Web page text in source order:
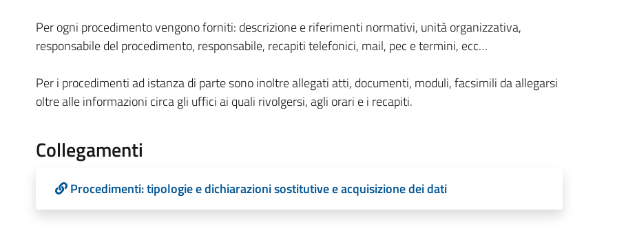
Per ogni procedimento vengono forniti: descrizione e riferimenti normativi, unità organizzativa,
responsabile del procedimento, responsabile, recapiti telefonici, mail, pec e termini, ecc…
Per i procedimenti ad istanza di parte sono inoltre allegati atti, documenti, moduli, facsimili da allegarsi
oltre alle informazioni circa gli uffici ai quali rivolgersi, agli orari e i recapiti.
Collegamenti
Procedimenti: tipologie e dichiarazioni sostitutive e acquisizione dei dati